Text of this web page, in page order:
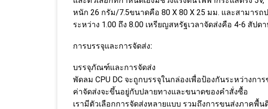
หนัก 26 กรัม/7.5ขนาดคือ 80 X 80 X 25 มม. และสามาร
ระหว่าง 1.00 ถึง 8.00 เหรียญสหรัฐเวลาจัดส่งคือ 4-6 สัปด
การบรรจุและการจัดส่ง:
บรรจุภัณฑ์และการจัดส่ง
พัดลม CPU DC จะถูกบรรจุในกล่องเพื่อป้องกันระหว่าง
ค่าจัดส่งจะขึ้นอยู่กับปลายทางและขนาดของคำสั่งซื้อ
เรามีตัวเลือกการจัดส่งหลายแบบ รวมถึงการขนส่งภาคพื้